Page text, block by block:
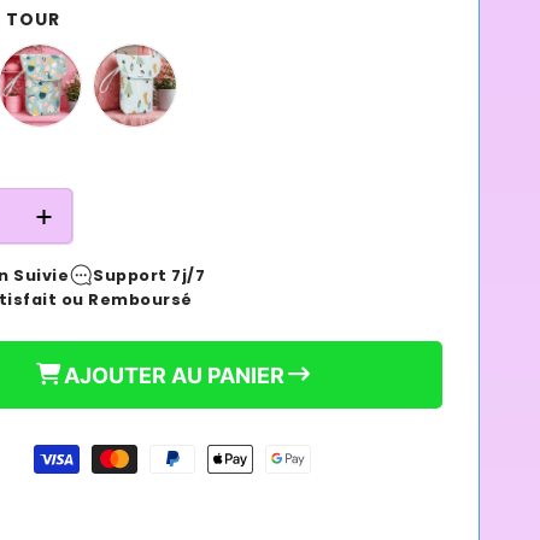
TOUR
Augmenter
la
quantité
de
Couches
Portable
|
Imperméable
Suivie
Support 7j/7
ou Remboursé
AJOUTER AU PANIER